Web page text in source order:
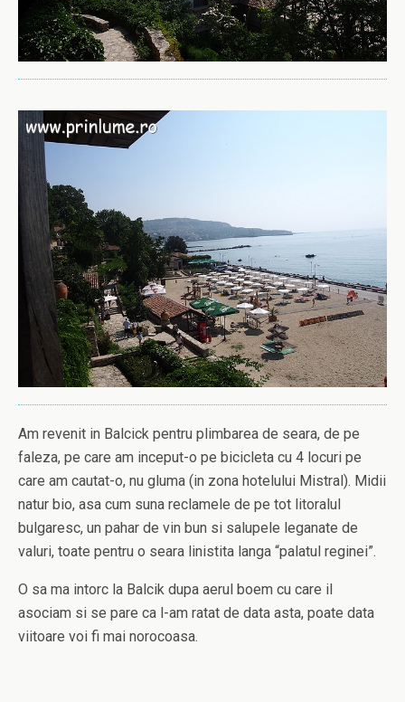
Am revenit in Balcick pentru plimbarea de seara, de pe
faleza, pe care am inceput-o pe bicicleta cu 4 locuri pe
care am cautat-o, nu gluma (in zona hotelului Mistral). Midii
natur bio, asa cum suna reclamele de pe tot litoralul
bulgaresc, un pahar de vin bun si salupele leganate de
valuri, toate pentru o seara linistita langa “palatul reginei”.
O sa ma intorc la Balcik dupa aerul boem cu care il
asociam si se pare ca l-am ratat de data asta, poate data
viitoare voi fi mai norocoasa.